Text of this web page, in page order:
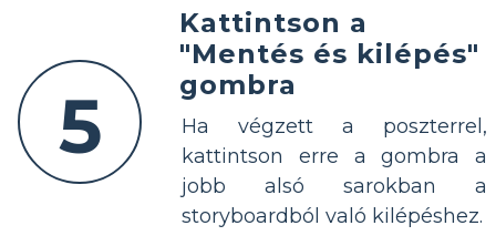
5
Kattintson a
"Mentés és kilépés"
gombra
Ha végzett a poszterrel,
kattintson erre a gombra a
jobb alsó sarokban a
storyboardból való kilépéshez.